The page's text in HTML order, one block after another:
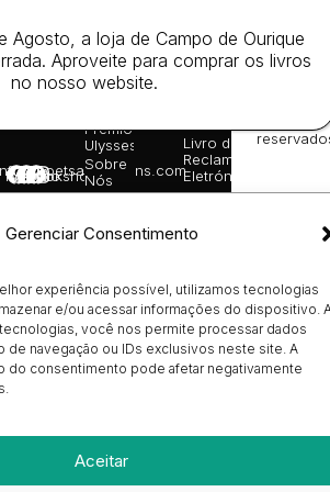
Gerenciar Consentimento
experiência possível, utilizamos tecnologias
e/ou acessar informações do dispositivo.
você nos permite processar dados
de navegação ou IDs exclusivos neste site. A
do consentimento pode afetar negativamente
Aceitar
Infantil
Adulto
Bookshop
da
Books
in
English
Autores
Prémio
Ulysses
Sobre
Nós
Contactos
Manuscritos
Ilustradores
Registo
Livrarias
Política de
privacidade
Política
Livro de
Reclamações
Eletrónico
Labs
©
2026
Agosto, a loja de Campo de Ourique
Aproveite para comprar os livros
no nosso website.